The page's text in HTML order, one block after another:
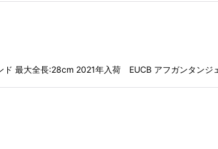
最大全長:28cm 2021年入荷 EUCB アフガンタンジ